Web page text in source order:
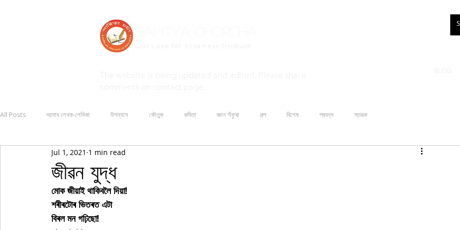
All Posts আমাৰ লেখক-লেখিকা উপন্যাস কৌতুক কবিতা জ্ঞান সঁফুৰা গল্প বিশেষ প্ৰবন্ধ স্তৱক
জীৱন যুদ্ধ
Jul 1, 2021 1 min read
মোক জীয়াই থাকিবলৈ দিয়া!
শৰীৰটোৰ ভিতৰত এটা
বিৰল মন গঢ়িছো!